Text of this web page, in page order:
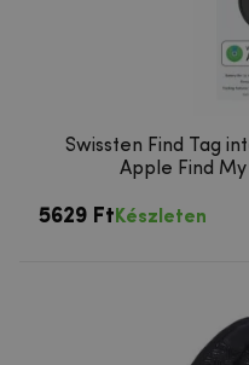
Swissten Find Tag
Apple Find
5629 Ft Készleten